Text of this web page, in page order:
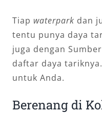
Tiap waterpark dan
tentu punya daya
juga dengan
daftar daya
untuk Anda.
Berenang di